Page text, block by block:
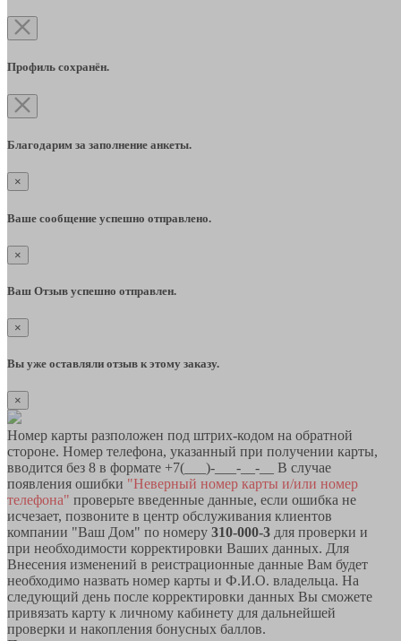
Профиль сохранён.
Благодарим за заполнение анкеты.
×
Ваше сообщение успешно отправлено.
×
Ваш Отзыв успешно отправлен.
×
Вы уже оставляли отзыв к этому заказу.
×
Номер карты разположен под штрих-кодом на обратной
стороне. Номер телефона, указанный при получении карты,
вводится без 8 в формате +7(___)-___-__-__ В случае
появления ошибки "Неверный номер карты и/или номер
телефона" проверьте введенные данные, если ошибка не
исчезает, позвоните в центр обслуживания клиентов
компании "Ваш Дом" по номеру 310-000-3 для проверки и
при необходимости корректировки Ваших данных. Для
Внесения изменений в реистрационные данные Вам будет
необходимо назвать номер карты и Ф.И.О. владельца. На
следующий день после корректировки данных Вы сможете
привязать карту к личному кабинету для дальнейшей
проверки и накопления бонусных баллов.